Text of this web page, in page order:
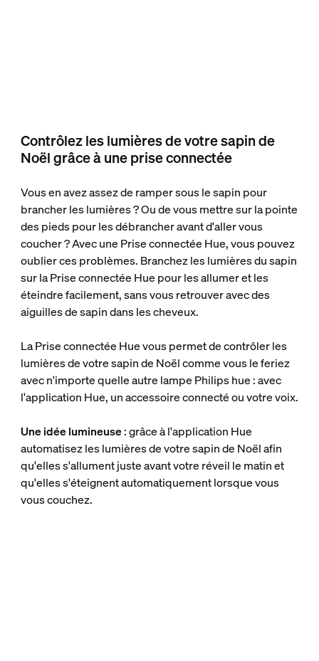
Contrôlez les lumières de votre sapin de
Noël grâce à une prise connectée
Vous en avez assez de ramper sous le sapin pour
brancher les lumières ? Ou de vous mettre sur la pointe
des pieds pour les débrancher avant d'aller vous
coucher ? Avec une Prise connectée Hue, vous pouvez
oublier ces problèmes. Branchez les lumières du sapin
sur la Prise connectée Hue pour les allumer et les
éteindre facilement, sans vous retrouver avec des
aiguilles de sapin dans les cheveux.
La Prise connectée Hue vous permet de contrôler les
lumières de votre sapin de Noël comme vous le feriez
avec n'importe quelle autre lampe Philips hue : avec
l'application Hue, un accessoire connecté ou votre voix.
Une idée lumineuse: grâce à l'application Hue
automatisez les lumières de votre sapin de Noël afin
qu'elles s'allument juste avant votre réveil le matin et
qu'elles s'éteignent automatiquement lorsque vous
vous couchez.